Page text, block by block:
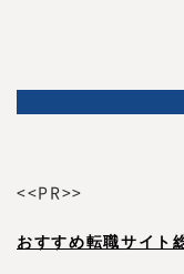
<<PR>>
おすすめ転職サイト